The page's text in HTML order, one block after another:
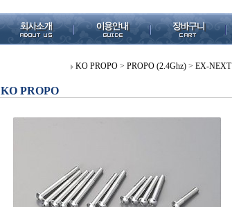
KO PROPO > PROPO (2.4Ghz) > EX-NEXT
KO PROPO